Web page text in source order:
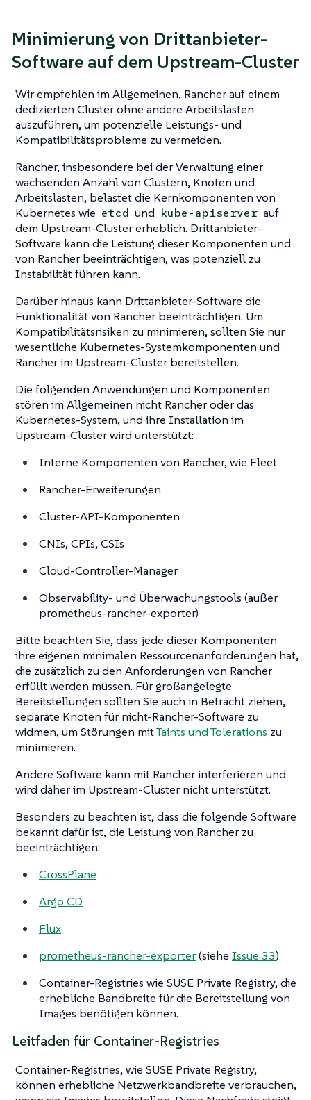
Minimierung von Drittanbieter-
Software auf dem Upstream-Cluster
Wir empfehlen im Allgemeinen, Rancher auf einem
dedizierten Cluster ohne andere Arbeitslasten
auszuführen, um potenzielle Leistungs- und
Kompatibilitätsprobleme zu vermeiden.
Rancher, insbesondere bei der Verwaltung einer
wachsenden Anzahl von Clustern, Knoten und
Arbeitslasten, belastet die Kernkomponenten von
Kubernetes wie etcd und kube-apiserver auf
dem Upstream-Cluster erheblich. Drittanbieter-
Software kann die Leistung dieser Komponenten und
von Rancher beeinträchtigen, was potenziell zu
Instabilität führen kann.
Darüber hinaus kann Drittanbieter-Software die
Funktionalität von Rancher beeinträchtigen. Um
Kompatibilitätsrisiken zu minimieren, sollten Sie nur
wesentliche Kubernetes-Systemkomponenten und
Rancher im Upstream-Cluster bereitstellen.
Die folgenden Anwendungen und Komponenten
stören im Allgemeinen nicht Rancher oder das
Kubernetes-System, und ihre Installation im
Upstream-Cluster wird unterstützt:
Interne Komponenten von Rancher, wie Fleet
Rancher-Erweiterungen
Cluster-API-Komponenten
CNIs, CPIs, CSIs
Cloud-Controller-Manager
Observability- und Überwachungstools (außer
prometheus-rancher-exporter)
Bitte beachten Sie, dass jede dieser Komponenten
ihre eigenen minimalen Ressourcenanforderungen hat,
die zusätzlich zu den Anforderungen von Rancher
erfüllt werden müssen. Für großangelegte
Bereitstellungen sollten Sie auch in Betracht ziehen,
separate Knoten für nicht-Rancher-Software zu
widmen, um Störungen mitTaints und Tolerations zu
minimieren.
Andere Software kann mit Rancher interferieren und
wird daher im Upstream-Cluster nicht unterstützt.
Besonders zu beachten ist, dass die folgende Software
bekannt dafür ist, die Leistung von Rancher zu
beeinträchtigen:
CrossPlane
Argo CD
Flux
prometheus-rancher-exporter(siehe Issue 33)
Container-Registries wie SUSE Private Registry, die
erhebliche Bandbreite für die Bereitstellung von
Images benötigen können.
Leitfaden für Container-Registries
Container-Registries, wie SUSE Private Registry,
können erhebliche Netzwerkbandbreite verbrauchen,